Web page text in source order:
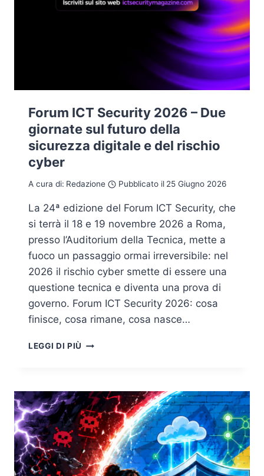
Forum ICT Security 2026 – Due
giornate sul futuro della
sicurezza digitale e del rischio
cyber
A cura di: Redazione Pubblicato il 25 Giugno 2026
La 24ª edizione del Forum ICT Security, che
si terrà il 18 e 19 novembre 2026 a Roma,
presso l’Auditorium della Tecnica, mette a
fuoco un passaggio ormai irreversibile: nel
2026 il rischio cyber smette di essere una
questione tecnica e diventa una prova di
governo. Forum ICT Security 2026: cosa
finisce, cosa rimane, cosa nasce…
LEGGI DI PIÙ FORUM
–
DUE
GIORNATE
SUL
FUTURO
DELLA
SICUREZZA